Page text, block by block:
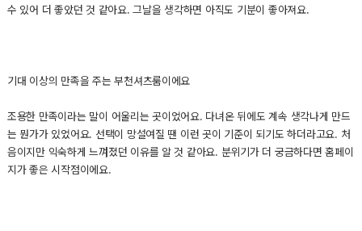
수 있어 더 좋았던 것 같아요. 그날을 생각하면 아직도 기분이 좋아져요.
기대 이상의 만족을 주는 부천셔츠룸이에요
조용한 만족이라는 말이 어울리는 곳이었어요. 다녀온 뒤에도 계속 생각나게 만드
는 뭔가가 있었어요. 선택이 망설여질 땐 이런 곳이 기준이 되기도 하더라고요. 처
음이지만 익숙하게 느껴졌던 이유를 알 것 같아요. 분위기가 더 궁금하다면 홈페이
지가 좋은 시작점이에요.